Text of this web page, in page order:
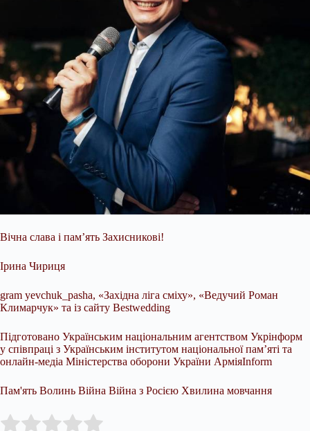
Вічна слава і пам’ять Захисникові!
Ірина Чириця
gram yevchuk_pasha, «Західна ліга сміху», «Ведучий Роман
Климарчук» та із сайту Bestwedding
Підготовано Українським національним агентством Укрінформ
у співпраці з Українським інститутом національної памʼяті та
онлайн-медіа Міністерства оборони України АрміяInform
Пам'ять Волинь Війна Війна з Росією Хвилина мовчання
Rate this item: